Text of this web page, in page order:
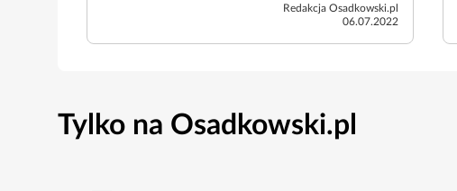
Redakcja Osadkowski.pl
06.07.2022
Tylko na Osadkowski.pl